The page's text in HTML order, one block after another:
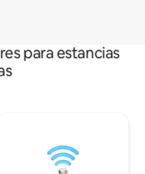
para estancias